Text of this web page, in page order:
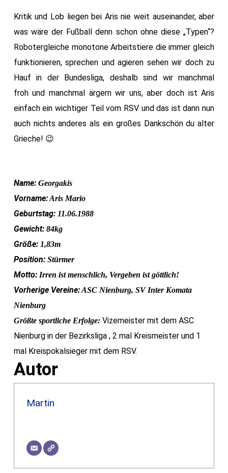
Kritik und Lob liegen bei Aris nie weit auseinander, aber
was wäre der Fußball denn schon ohne diese „Typen“?
Robotergleiche monotone Arbeitstiere die immer gleich
funktionieren, sprechen und agieren sehen wir doch zu
Hauf in der Bundesliga, deshalb sind wir manchmal
froh und manchmal ärgern wir uns, aber doch ist Aris
einfach ein wichtiger Teil vom RSV und das ist dann nun
auch nichts anderes als ein großes Dankschön du alter
Grieche! 😉
Name:Georgakis
Vorname:Aris Mario
Geburtstag:11.06.1988
Gewicht:84kg
Größe:1,83m
Position:Stürmer
Motto:Irren ist menschlich, Vergeben ist göttlich!
Vorherige Vereine:ASC Nienburg, SV Inter Komata
Nienburg
Größte sportliche Erfolge: Vizemeister mit dem ASC
Nienburg in der Bezirksliga , 2 mal Kreismeister und 1
mal Kreispokalsieger mit dem RSV.
Autor
Martin